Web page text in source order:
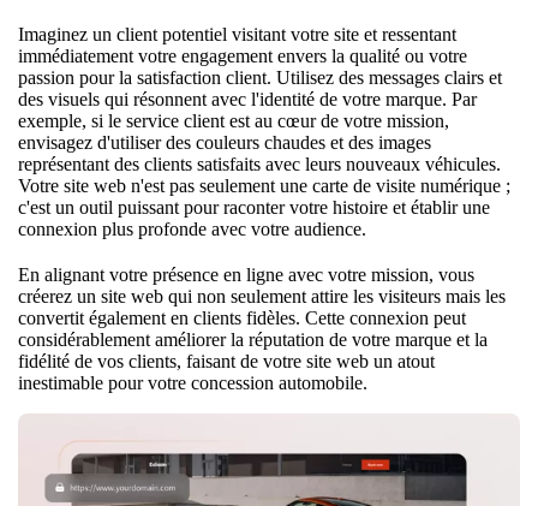
Imaginez un client potentiel visitant votre site et ressentant
immédiatement votre engagement envers la qualité ou votre
passion pour la satisfaction client. Utilisez des messages clairs et
des visuels qui résonnent avec l'identité de votre marque. Par
exemple, si le service client est au cœur de votre mission,
envisagez d'utiliser des couleurs chaudes et des images
représentant des clients satisfaits avec leurs nouveaux véhicules.
Votre site web n'est pas seulement une carte de visite numérique ;
c'est un outil puissant pour raconter votre histoire et établir une
connexion plus profonde avec votre audience.
En alignant votre présence en ligne avec votre mission, vous
créerez un site web qui non seulement attire les visiteurs mais les
convertit également en clients fidèles. Cette connexion peut
considérablement améliorer la réputation de votre marque et la
fidélité de vos clients, faisant de votre site web un atout
inestimable pour votre concession automobile.